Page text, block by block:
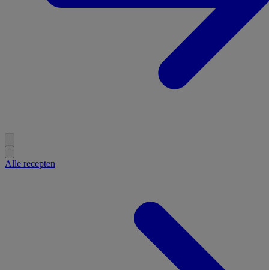
Alle recepten